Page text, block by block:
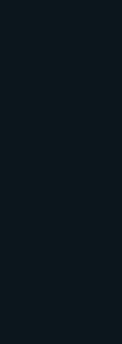
AR/1769